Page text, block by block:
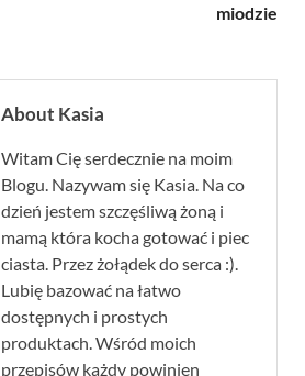
miodzie
About Kasia
Witam Cię serdecznie na moim
Blogu. Nazywam się Kasia. Na co
dzień jestem szczęśliwą żoną i
mamą która kocha gotować i piec
ciasta. Przez żołądek do serca :).
Lubię bazować na łatwo
dostępnych i prostych
produktach. Wśród moich
przepisów każdy powinien